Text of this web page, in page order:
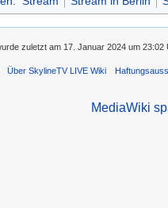
zuletzt am 17. Januar 2024 um 23:02
Über SkylineTV LIVE Wiki
MediaWiki